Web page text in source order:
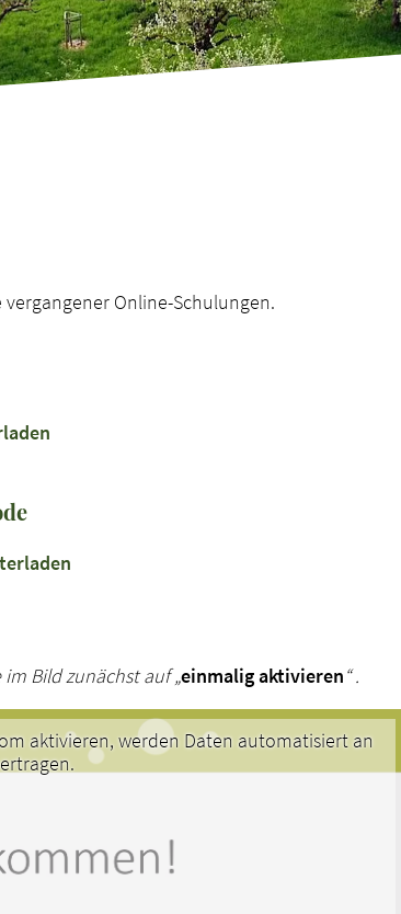
Online-Schulungen.
Bild zunächst auf „einmalig aktivieren“ .
aktivieren, werden Daten automatisiert an